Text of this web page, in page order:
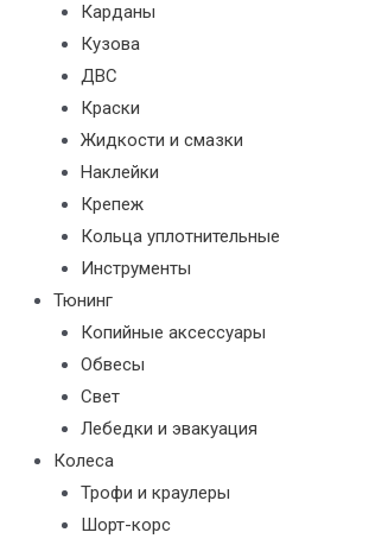
Карданы
Кузова
ДВС
Краски
Жидкости и смазки
Наклейки
Крепеж
Кольца уплотнительные
Инструменты
Тюнинг
Копийные аксессуары
Обвесы
Свет
Лебедки и эвакуация
Колеса
Трофи и краулеры
Шорт-корс